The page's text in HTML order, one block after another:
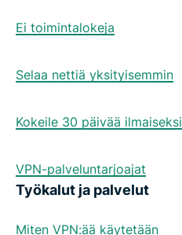
Ei toimintalokeja
Selaa nettiä yksityisemmin
Kokeile 30 päivää ilmaiseksi
VPN-palveluntarjoajat
Työkalut ja palvelut
Miten VPN:ää käytetään